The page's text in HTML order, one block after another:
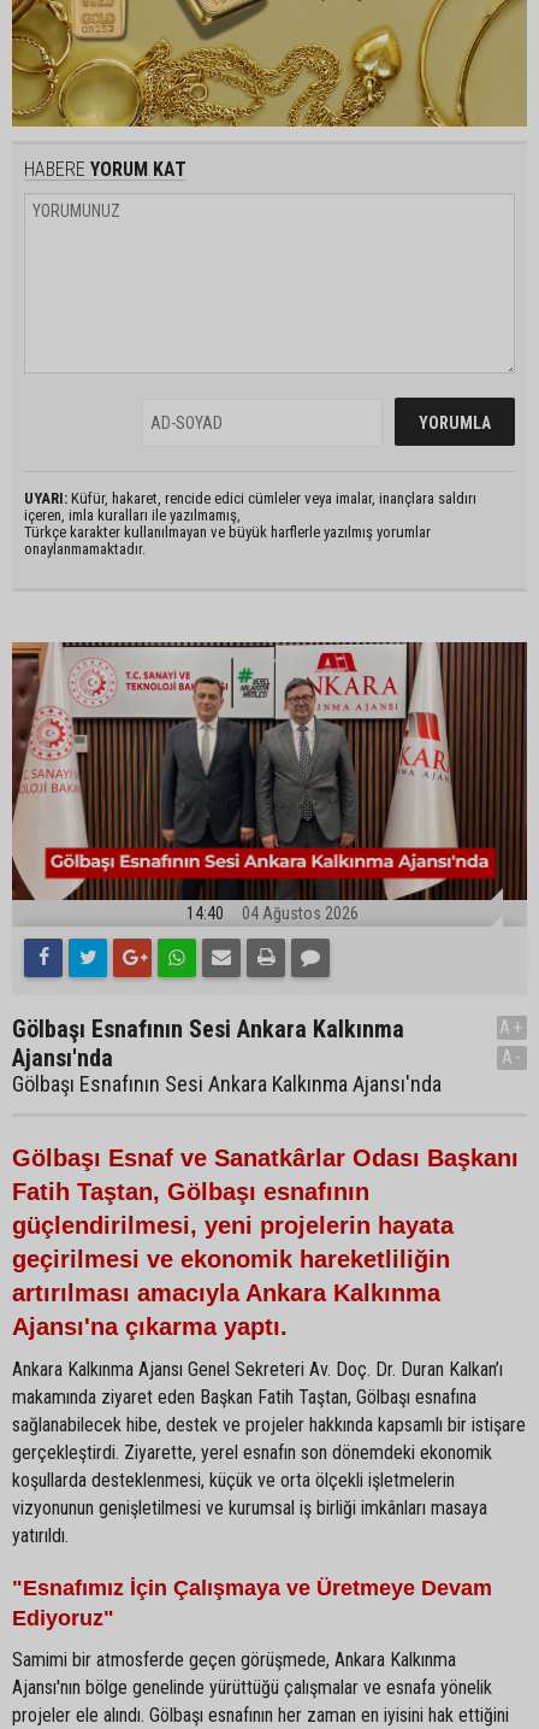
HABERE YORUM KAT
UYARI: Küfür, hakaret, rencide edici cümleler veya imalar, inançlara saldırı
içeren, imla kuralları ile yazılmamış,
Türkçe karakter kullanılmayan ve büyük harflerle yazılmış yorumlar
onaylanmamaktadır.
14:40 04 Ağustos 2026
Gölbaşı Esnafının Sesi Ankara Kalkınma
Ajansı'nda
Gölbaşı Esnafının Sesi Ankara Kalkınma Ajansı'nda
A+
A-
Gölbaşı Esnaf ve Sanatkârlar Odası Başkanı
Fatih Taştan, Gölbaşı esnafının
güçlendirilmesi, yeni projelerin hayata
geçirilmesi ve ekonomik hareketliliğin
artırılması amacıyla Ankara Kalkınma
Ajansı'na çıkarma yaptı.
Ankara Kalkınma Ajansı Genel Sekreteri Av. Doç. Dr. Duran Kalkan’ı
makamında ziyaret eden Başkan Fatih Taştan, Gölbaşı esnafına
sağlanabilecek hibe, destek ve projeler hakkında kapsamlı bir istişare
gerçekleştirdi. Ziyarette, yerel esnafın son dönemdeki ekonomik
koşullarda desteklenmesi, küçük ve orta ölçekli işletmelerin
vizyonunun genişletilmesi ve kurumsal iş birliği imkânları masaya
yatırıldı.
"Esnafımız İçin Çalışmaya ve Üretmeye Devam
Ediyoruz"
Samimi bir atmosferde geçen görüşmede, Ankara Kalkınma
Ajansı'nın bölge genelinde yürüttüğü çalışmalar ve esnafa yönelik
projeler ele alındı. Gölbaşı esnafının her zaman en iyisini hak ettiğini